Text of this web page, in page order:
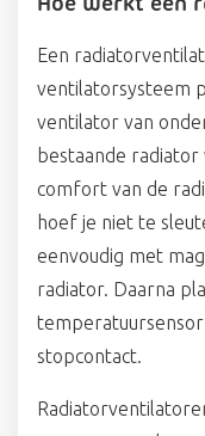
Hoe werkt een
Een
ventilatorsysteem
ventilator van
bestaande
comfort van de
hoef je niet te
eenvoudig met
radiator. Daarna
stopcontact.